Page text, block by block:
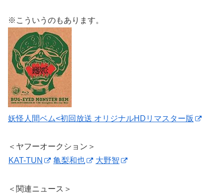
※こういうのもあります。
妖怪人間ベム<初回放送 オリジナルHDリマスター版
＜ヤフーオークション＞
KAT-TUN
亀梨和也 大野智
＜関連ニュース＞